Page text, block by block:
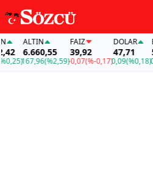
ALTIN
6.660,55
167,96(%2,59)
FAİZ
39,92
-0,07(%-0,17)
DOLAR
47,71
0,09(%0,18)